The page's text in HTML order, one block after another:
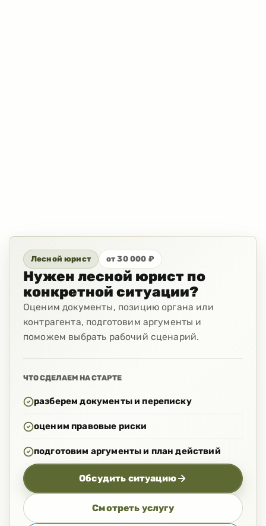
Лесной юрист от 30 000 ₽
Нужен лесной юрист по
конкретной ситуации?
Оценим документы, позицию органа или
контрагента, подготовим аргументы и
поможем выбрать рабочий сценарий.
ЧТО СДЕЛАЕМ НА СТАРТЕ
разберем документы и переписку
оценим правовые риски
подготовим аргументы и план действий
Обсудить ситуацию
Смотреть услугу